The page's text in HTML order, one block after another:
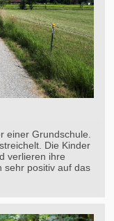
einer Grundschule.
Die Kinder
verlieren ihre
sehr positiv auf das